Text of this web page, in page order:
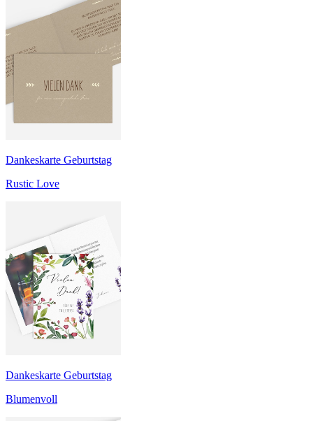
Dankeskarte Geburtstag
Rustic Love
Dankeskarte Geburtstag
Blumenvoll